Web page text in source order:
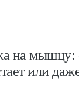
на мышцу:
или